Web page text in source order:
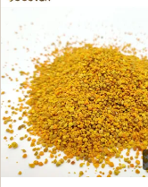
Thank you for
questions and
to me.